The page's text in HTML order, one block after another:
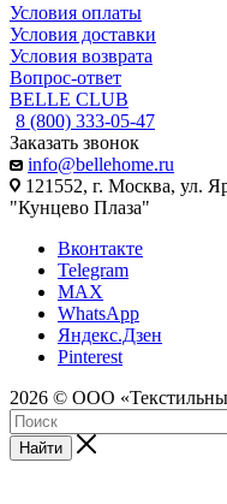
Условия оплаты
Условия доставки
Условия возврата
Вопрос-ответ
BELLE CLUB
8 (800) 333-05-47
Заказать звонок
info@bellehome.ru
121552, г. Москва, ул.
"Кунцево Плаза"
Вконтакте
Telegram
MAX
WhatsApp
Яндекс.Дзен
Pinterest
2026 © ООО
Найти